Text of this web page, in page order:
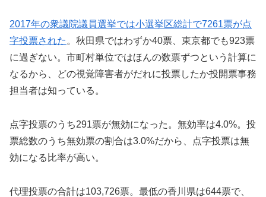
2017年の衆議院議員選挙では小選挙区総計で7261票が点
字投票された 。秋田県ではわずか40票、東京都でも923票
に過ぎない。市町村単位ではほんの数票ずつという計算に
なるから、どの視覚障害者がだれに投票したか投開票事務
担当者は知っている。
点字投票のうち291票が無効になった。無効率は4.0%。投
票総数のうち無効票の割合は3.0%だから、点字投票は無
効になる比率が高い。
代理投票の合計は103,726票。最低の香川県は644票で、